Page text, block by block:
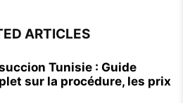
ARTICLES
Tunisie : Guide
sur la procédure, les prix